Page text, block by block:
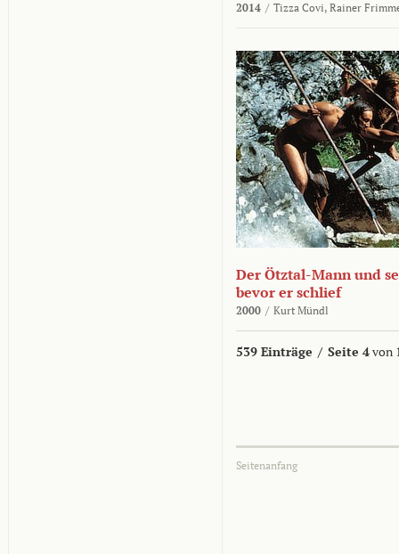
2014 / Tizza Covi, Rainer
Der Ötztal-Mann und
bevor er schlief
2000 / Kurt Mündl
539 Einträge / Seite 4von
Seitenanfang